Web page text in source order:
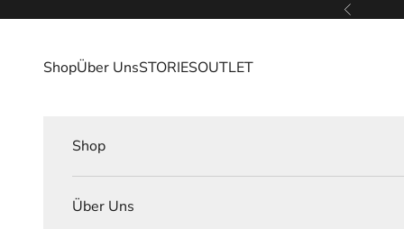
Zurück
ShopÜber UnsSTORIESOUTLET
Shop
Über Uns